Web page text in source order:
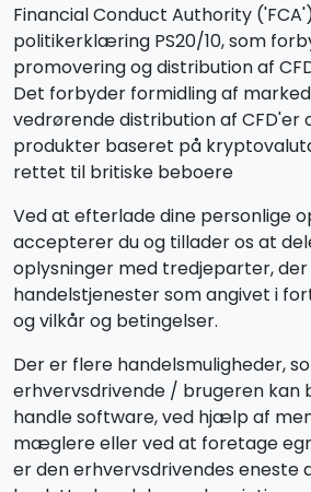
Financial Conduct Authority
politikerklæring PS20/10, som
promovering og distribution af
Det forbyder formidling af
vedrørende distribution af CFD'er
produkter baseret på
rettet til britiske beboere
Ved at efterlade dine personlige
accepterer du og tillader os at
oplysninger med tredjeparter,
handelstjenester som angivet i
og vilkår og betingelser.
Der er flere handelsmuligheder,
erhvervsdrivende / brugeren kan
handle software, ved hjælp af
mæglere eller ved at foretage
er den erhvervsdrivendes